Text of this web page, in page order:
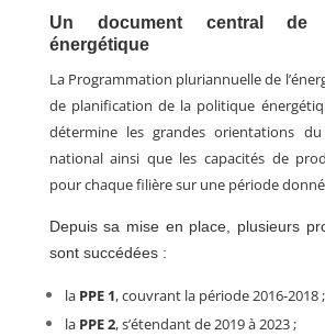
Un document central de
énergétique
La Programmation pluriannuelle de
de planification de la politique
détermine les grandes orientations
national ainsi que les capacités de
pour chaque filière sur une période
Depuis sa mise en place, plusieurs
sont succédées :
la PPE 1, couvrant la période 2016-2018 ;
la PPE 2, s’étendant de 2019 à 2023 ;